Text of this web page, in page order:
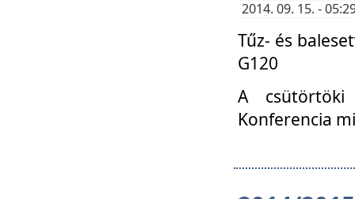
2014. 09. 15. -
Tűz- és
G120
A csütörtöki
Konferencia